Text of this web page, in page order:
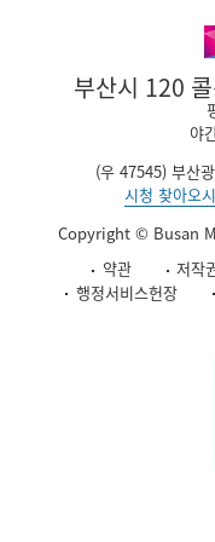
부산시 120
야
(우 47545) 부산
시청 찾아오
Copyright © Busan
약관
저작
행정서비스헌장